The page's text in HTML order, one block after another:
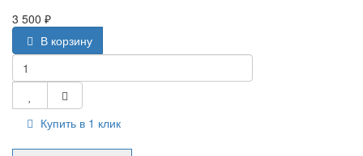
3 500 ₽
В корзину
Купить в 1 клик